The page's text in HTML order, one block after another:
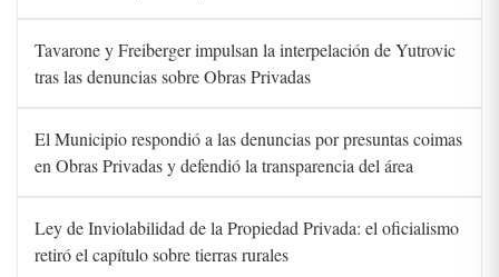
Tavarone y Freiberger impulsan la interpelación de Yutrovic
tras las denuncias sobre Obras Privadas
El Municipio respondió a las denuncias por presuntas coimas
en Obras Privadas y defendió la transparencia del área
Ley de Inviolabilidad de la Propiedad Privada: el oficialismo
retiró el capítulo sobre tierras rurales